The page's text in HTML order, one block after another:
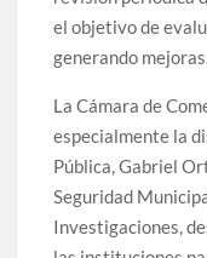
el objetivo de
generando
La Cámara de
especialmente la
Pública, Gabriel
Seguridad
Investigaciones,